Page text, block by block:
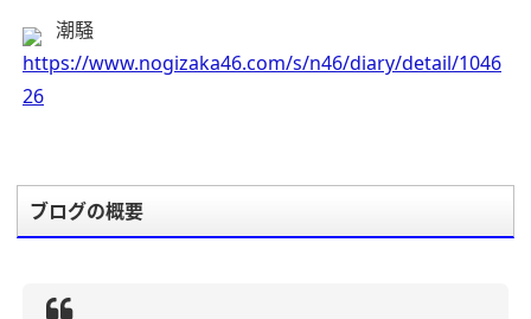
潮騒
https://www.nogizaka46.com/s/n46/diary/detail/1046
26
ブログの概要